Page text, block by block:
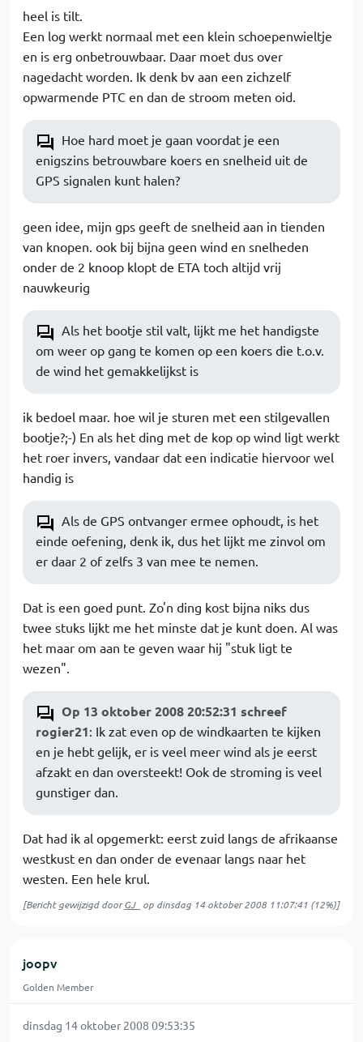
heel is tilt.
Een log werkt normaal met een klein schoepenwieltje
en is erg onbetrouwbaar. Daar moet dus over
nagedacht worden. Ik denk bv aan een zichzelf
opwarmende PTC en dan de stroom meten oid.
Hoe hard moet je gaan voordat je een
enigszins betrouwbare koers en snelheid uit de
GPS signalen kunt halen?
geen idee, mijn gps geeft de snelheid aan in tienden
van knopen. ook bij bijna geen wind en snelheden
onder de 2 knoop klopt de ETA toch altijd vrij
nauwkeurig
Als het bootje stil valt, lijkt me het handigste
om weer op gang te komen op een koers die t.o.v.
de wind het gemakkelijkst is
ik bedoel maar. hoe wil je sturen met een stilgevallen
bootje?;-) En als het ding met de kop op wind ligt werkt
het roer invers, vandaar dat een indicatie hiervoor wel
handig is
Als de GPS ontvanger ermee ophoudt, is het
einde oefening, denk ik, dus het lijkt me zinvol om
er daar 2 of zelfs 3 van mee te nemen.
Dat is een goed punt. Zo'n ding kost bijna niks dus
twee stuks lijkt me het minste dat je kunt doen. Al was
het maar om aan te geven waar hij "stuk ligt te
wezen".
Op 13 oktober 2008 20:52:31 schreef
rogier21: Ik zat even op de windkaarten te kijken
en je hebt gelijk, er is veel meer wind als je eerst
afzakt en dan oversteekt! Ook de stroming is veel
gunstiger dan.
Dat had ik al opgemerkt: eerst zuid langs de afrikaanse
westkust en dan onder de evenaar langs naar het
westen. Een hele krul.
[Bericht gewijzigd doorGJ_ op dinsdag 14 oktober 2008 11:07:41 (12%)]
joopv
Golden Member
dinsdag 14 oktober 2008 09:53:35